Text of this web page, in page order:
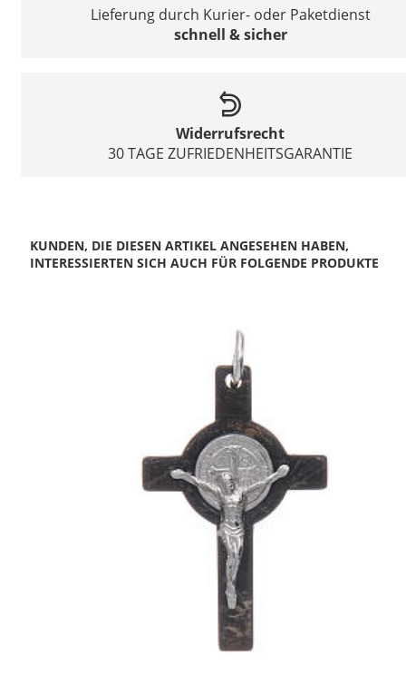
Lieferung durch Kurier- oder Paketdienst
schnell & sicher
Widerrufsrecht
30 TAGE ZUFRIEDENHEITSGARANTIE
KUNDEN, DIE DIESEN ARTIKEL ANGESEHEN HABEN,
INTERESSIERTEN SICH AUCH FÜR FOLGENDE PRODUKTE